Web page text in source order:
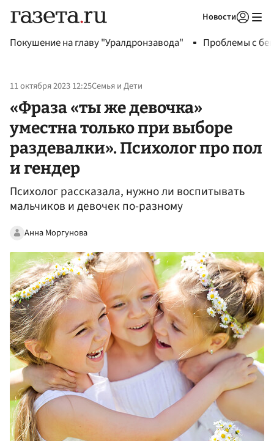
Новости
Покушение на главу "Уралдронзавода" Проблемы с
11 октября 2023 12:25Семья и Дети
«Фраза «ты же девочка»
уместна только при выборе
раздевалки». Психолог про пол
и гендер
Психолог рассказала, нужно ли воспитывать
мальчиков и девочек по-разному
Анна Моргунова